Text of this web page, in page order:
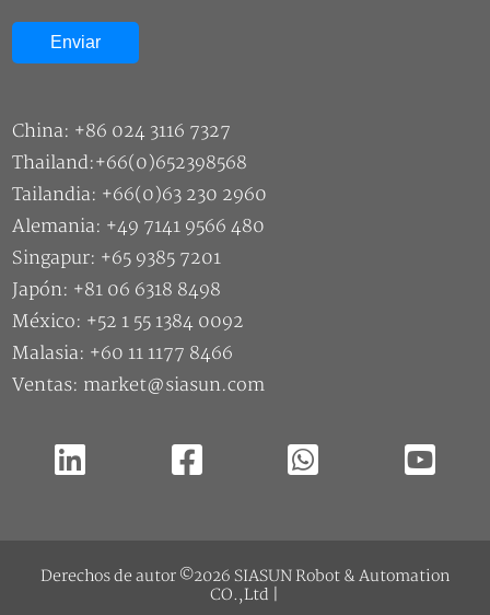
China: +86 024 3116 7327
Thailand:+66(0)652398568
Tailandia: +66(0)63 230 2960
Alemania: +49 7141 9566 480
Singapur: +65 9385 7201
Japón: +81 06 6318 8498
México: +52 1 55 1384 0092
Malasia: +60 11 1177 8466
Ventas: market@siasun.com
Derechos de autor ©2026 SIASUN Robot & Automation
CO.,Ltd |